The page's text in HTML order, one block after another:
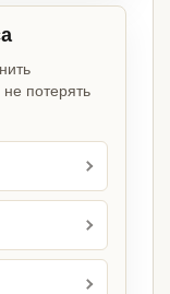
потерять